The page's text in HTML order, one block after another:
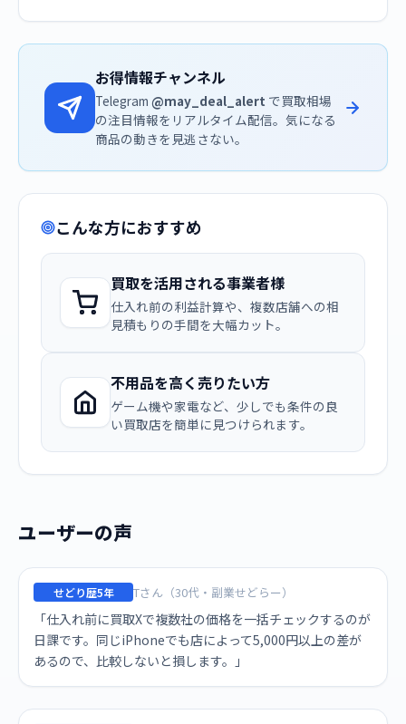
お得情報チャンネル
Telegram @may_deal_alert で買取相場
の注目情報をリアルタイム配信。気になる
商品の動きを見逃さない。
こんな方におすすめ
買取を活用される事業者様
仕入れ前の利益計算や、複数店舗への相
見積もりの手間を大幅カット。
不用品を高く売りたい方
ゲーム機や家電など、少しでも条件の良
い買取店を簡単に見つけられます。
ユーザーの声
せどり歴5年 Tさん（30代・副業せどらー）
「仕入れ前に買取Xで複数社の価格を一括チェックするのが
日課です。同じiPhoneでも店によって5,000円以上の差が
あるので、比較しないと損します。」